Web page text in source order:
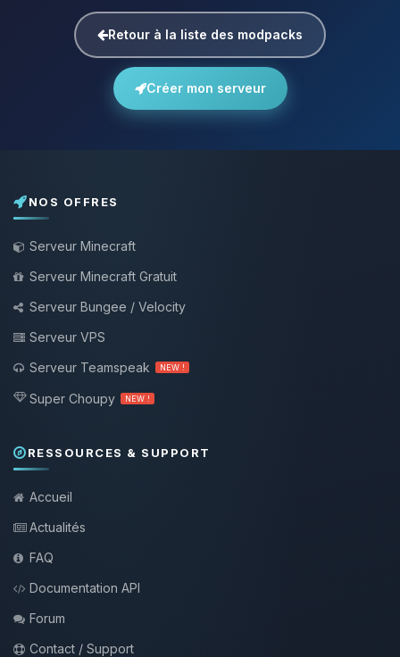
Retour à la liste des modpacks
Créer mon serveur
NOS OFFRES
Serveur Minecraft
Serveur Minecraft Gratuit
Serveur Bungee / Velocity
Serveur VPS
Serveur Teamspeak
NEW !
Super Choupy NEW !
RESSOURCES & SUPPORT
Accueil
Actualités
FAQ
Documentation API
Forum
Contact / Support